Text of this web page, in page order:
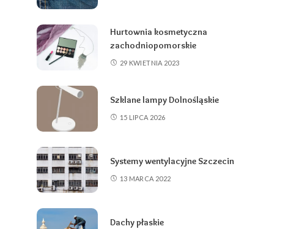
Hurtownia kosmetyczna
zachodniopomorskie
29 KWIETNIA 2023
Szklane lampy Dolnośląskie
15 LIPCA 2026
Systemy wentylacyjne Szczecin
13 MARCA 2022
Dachy płaskie